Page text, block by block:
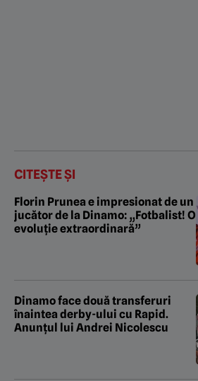
CITEȘTE ȘI
Florin Prunea e impresionat de un
jucător de la Dinamo: „Fotbalist! O
evoluție extraordinară”
Dinamo face două transferuri
înaintea derby-ului cu Rapid.
Anunțul lui Andrei Nicolescu